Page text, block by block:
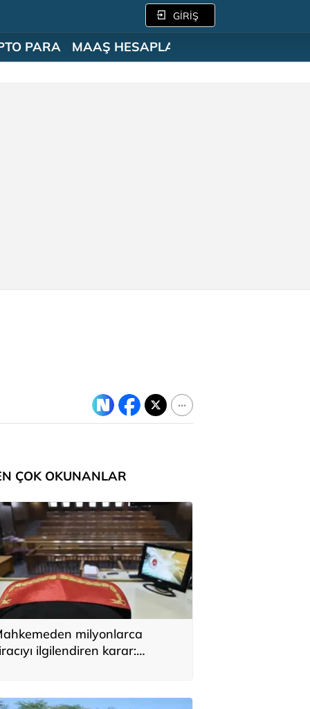
GİRİŞ
PARA MAAŞ HESAPLAMA
ÇOK OKUNANLAR
milyonlarca
ilgilendiren karar: